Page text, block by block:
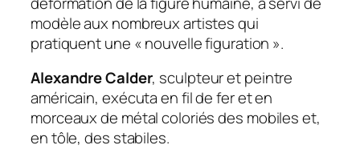
modèle aux nombreux artistes qui
pratiquent une « nouvelle figuration ».
Alexandre Calder, sculpteur et peintre
américain, exécuta en fil de fer et en
morceaux de métal coloriés des mobiles et,
en tôle, des stabiles.